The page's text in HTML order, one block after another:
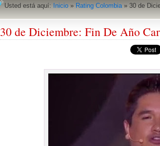
Usted está aquí: Inicio » Rating Colombia» 30 de
30 de Diciembre: Fin De Año